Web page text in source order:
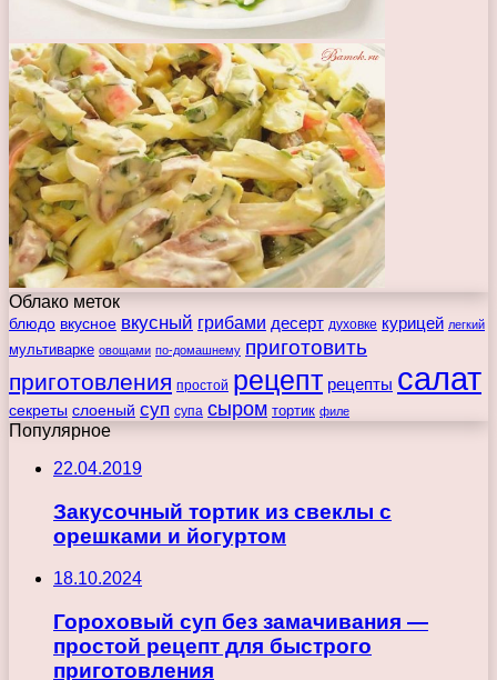
Облако меток
блюдо вкусное вкусный грибами десерт духовке курицей легкий
мультиварке овощами по-домашнему приготовить
приготовления простой рецепт рецепты салат
секреты слоеный суп супа сыром тортик филе
Популярное
22.04.2019
Закусочный тортик из свеклы с
орешками и йогуртом
18.10.2024
Гороховый суп без замачивания —
простой рецепт для быстрого
приготовления